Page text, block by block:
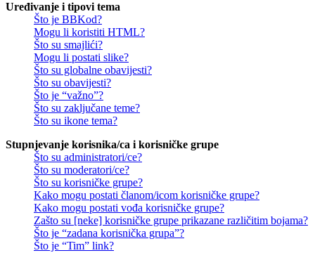
Uređivanje i tipovi tema
Što je BBKod?
Mogu li koristiti HTML?
Što su smajlići?
Mogu li postati slike?
Što su globalne obavijesti?
Što su obavijesti?
Što je “važno”?
Što su zaključane teme?
Što su ikone tema?
Stupnjevanje korisnika/ca i korisničke grupe
Što su administratori/ce?
Što su moderatori/ce?
Što su korisničke grupe?
Kako mogu postati članom/icom korisničke grupe?
Kako mogu postati vođa korisničke grupe?
Zašto su [neke] korisničke grupe prikazane različitim bojama?
Što je “zadana korisnička grupa”?
Što je “Tim” link?